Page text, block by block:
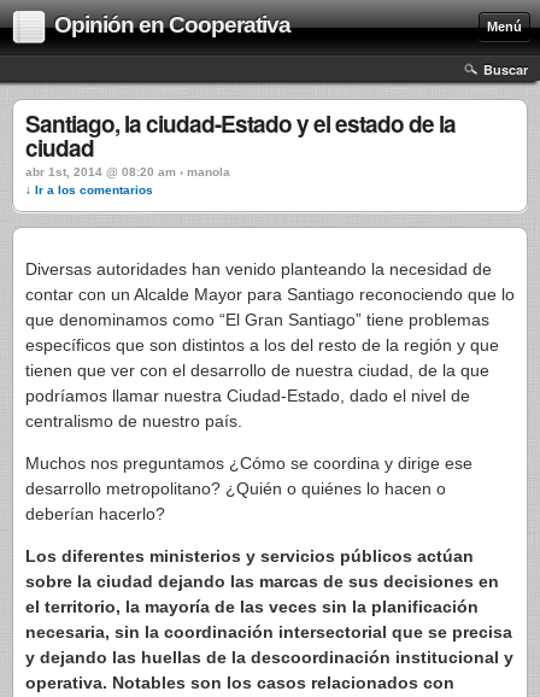
Opinión en Cooperativa Menú
Buscar
Santiago, la ciudad-Estado y el estado de la
ciudad
abr 1st, 2014 @ 08:20 am › manola
↓ Ir a los comentarios
Diversas autoridades han venido planteando la necesidad de
contar con un Alcalde Mayor para Santiago reconociendo que lo
que denominamos como “El Gran Santiago” tiene problemas
específicos que son distintos a los del resto de la región y que
tienen que ver con el desarrollo de nuestra ciudad, de la que
podríamos llamar nuestra Ciudad-Estado, dado el nivel de
centralismo de nuestro país.
Muchos nos preguntamos ¿Cómo se coordina y dirige ese
desarrollo metropolitano? ¿Quién o quiénes lo hacen o
deberían hacerlo?
Los diferentes ministerios y servicios públicos actúan
sobre la ciudad dejando las marcas de sus decisiones en
el territorio, la mayoría de las veces sin la planificación
necesaria, sin la coordinación intersectorial que se precisa
y dejando las huellas de la descoordinación institucional y
operativa. Notables son los casos relacionados con